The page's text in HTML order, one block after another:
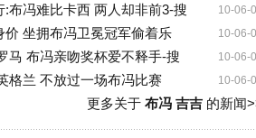
10-06-
:布冯难比卡西 两人却非前3-搜
10-06-
价 坐拥布冯卫冕冠军偷着乐
10-06-
马 布冯亲吻奖杯爱不释手-搜
10-06-
格兰 不放过一场布冯比赛
更多关于 布冯 吉吉的新闻